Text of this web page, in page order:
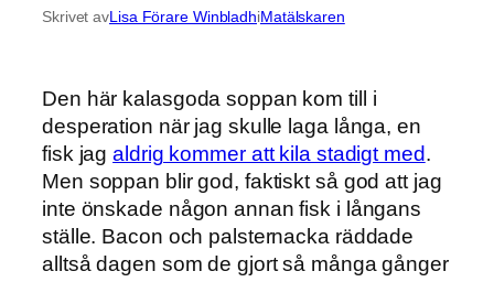
Skrivet avLisa Förare WinbladhiMatälskaren
Den här kalasgoda soppan kom till i
desperation när jag skulle laga långa, en
fisk jagaldrig kommer att kila stadigt med.
Men soppan blir god, faktiskt så god att jag
inte önskade någon annan fisk i långans
ställe. Bacon och palsternacka räddade
alltså dagen som de gjort så många gånger